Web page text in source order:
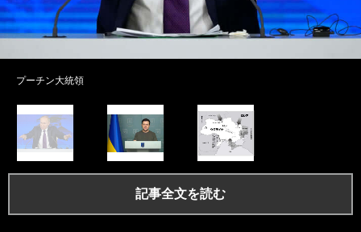
プーチン大統領
記事全文を読む